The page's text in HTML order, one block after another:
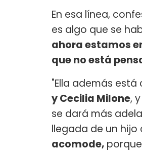
En esa línea,
es algo que se
ahora estamos
que no está
"Ella además
y Cecilia Milone,
se dará más
llegada de un hijo
acomode,